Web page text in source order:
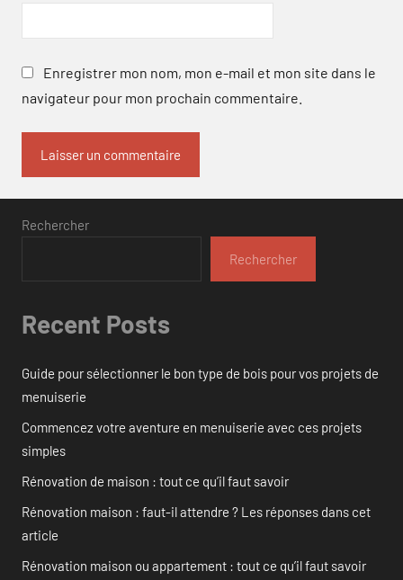
Enregistrer mon nom, mon e-mail et mon site dans le
navigateur pour mon prochain commentaire.
Rechercher
Rechercher
Recent Posts
Guide pour sélectionner le bon type de bois pour vos projets de
menuiserie
Commencez votre aventure en menuiserie avec ces projets
simples
Rénovation de maison : tout ce qu’il faut savoir
Rénovation maison : faut-il attendre ? Les réponses dans cet
article
Rénovation maison ou appartement : tout ce qu’il faut savoir